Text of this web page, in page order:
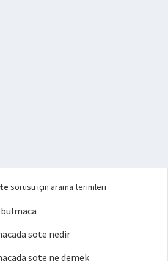
sorusu için arama terimleri
sote nedir
sote ne demek